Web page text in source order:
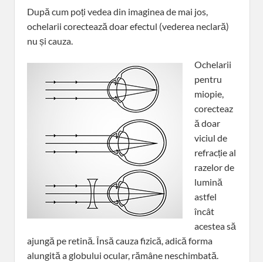
După cum poți vedea din imaginea de mai jos,
ochelarii corectează doar efectul (vederea neclară)
nu și cauza.
Ochelarii
pentru
miopie,
corecteaz
ă doar
viciul de
refracție al
razelor de
lumină
astfel
încât
acestea să
ajungă pe retină. Însă cauza fizică, adică forma
alungită a globului ocular, rămâne neschimbată.